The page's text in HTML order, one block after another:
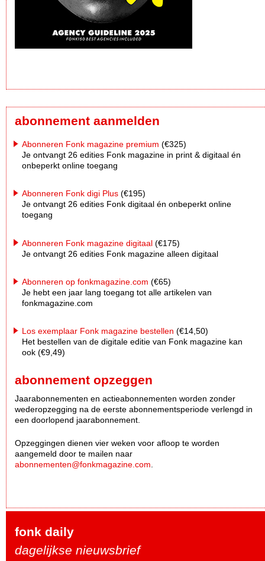
abonnement aanmelden
Abonneren Fonk magazine premium (€325)
Je ontvangt 26 edities Fonk magazine in print & digitaal én
onbeperkt online toegang
Abonneren Fonk digi Plus (€195)
Je ontvangt 26 edities Fonk digitaal én onbeperkt online
toegang
Abonneren Fonk magazine digitaal (€175)
Je ontvangt 26 edities Fonk magazine alleen digitaal
Abonneren op fonkmagazine.com (€65)
Je hebt een jaar lang toegang tot alle artikelen van
fonkmagazine.com
Los exemplaar Fonk magazine bestellen (€14,50)
Het bestellen van de digitale editie van Fonk magazine kan
ook (€9,49)
abonnement opzeggen
Jaarabonnementen en actieabonnementen worden zonder
wederopzegging na de eerste abonnementsperiode verlengd in
een doorlopend jaarabonnement.
Opzeggingen dienen vier weken voor afloop te worden
aangemeld door te mailen naar
abonnementen@fonkmagazine.com
fonk daily
dagelijkse nieuwsbrief